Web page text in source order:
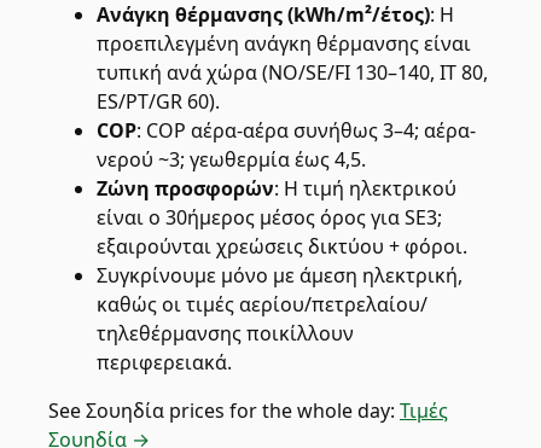
Ανάγκη θέρμανσης (kWh/m²/έτος): Η
προεπιλεγμένη ανάγκη θέρμανσης είναι
τυπική ανά χώρα (NO/SE/FI 130–140, IT 80,
ES/PT/GR 60).
COP: COP αέρα-αέρα συνήθως 3–4; αέρα-
νερού ~3; γεωθερμία έως 4,5.
Ζώνη προσφορών: Η τιμή ηλεκτρικού
είναι ο 30ήμερος μέσος όρος για SE3;
εξαιρούνται χρεώσεις δικτύου + φόροι.
Συγκρίνουμε μόνο με άμεση ηλεκτρική,
καθώς οι τιμές αερίου/πετρελαίου/
τηλεθέρμανσης ποικίλλουν
περιφερειακά.
SeeΣουηδία prices for the whole day: Τιμές
Σουηδία →